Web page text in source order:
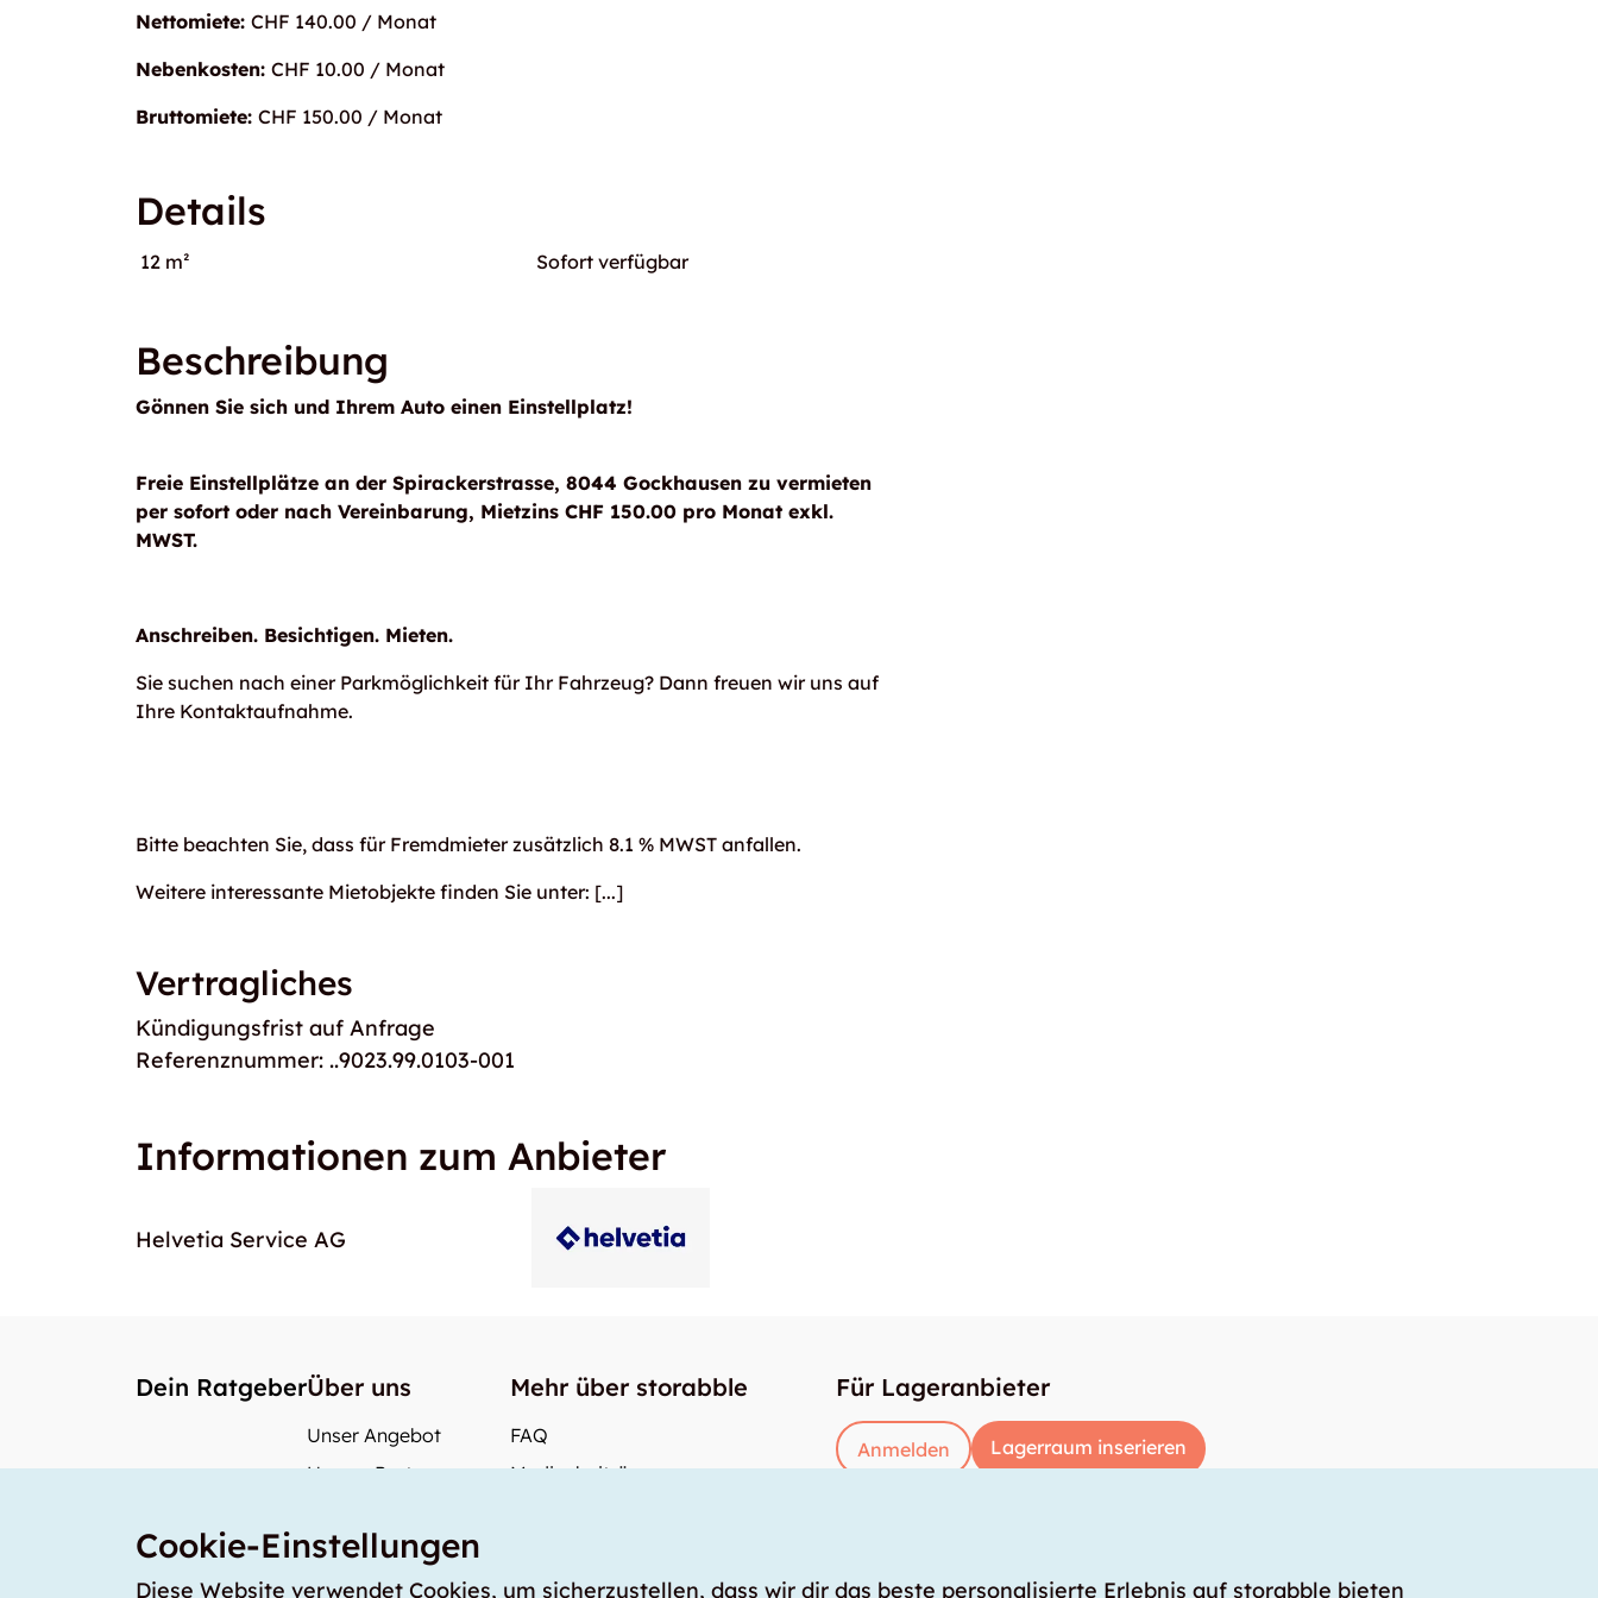
Nettomiete: CHF 140.00 / Monat
Nebenkosten: CHF 10.00 / Monat
Bruttomiete: CHF 150.00 / Monat
Details
12 m² Sofort verfügbar
Beschreibung
Gönnen Sie sich und Ihrem Auto einen Einstellplatz!
Freie Einstellplätze an der Spirackerstrasse, 8044 Gockhausen zu vermieten
per sofort oder nach Vereinbarung, Mietzins CHF 150.00 pro Monat exkl.
MWST.
Anschreiben. Besichtigen. Mieten.
Sie suchen nach einer Parkmöglichkeit für Ihr Fahrzeug? Dann freuen wir uns auf
Ihre Kontaktaufnahme.
Bitte beachten Sie, dass für Fremdmieter zusätzlich 8.1 % MWST anfallen.
Weitere interessante Mietobjekte finden Sie unter: [...]
Vertragliches
Kündigungsfrist auf Anfrage
Referenznummer: ..9023.99.0103-001
Informationen zum Anbieter
Helvetia Service AG
Dein RatgeberÜber uns
Unser Angebot
Unsere Partner
Unsere Preise
storabble Deutschland
Mehr über storabble
FAQ
Medienbeiträge
Für Lageranbieter
Anmelden Lagerraum inserieren
Cookie-Einstellungen
Diese Website verwendet Cookies, um sicherzustellen, dass wir dir das beste personalisierte Erlebnis auf storabble bieten